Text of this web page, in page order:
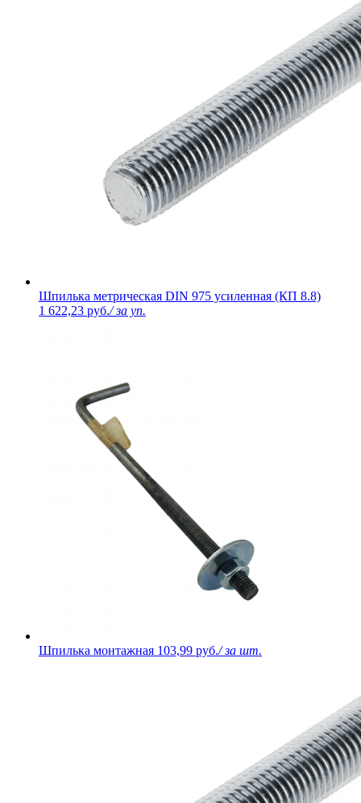
Шпилька метрическая DIN 975 усиленная (КП 8.8)
1 622,23 руб./ за уп.
Шпилька монтажная 103,99 руб./ за шт.